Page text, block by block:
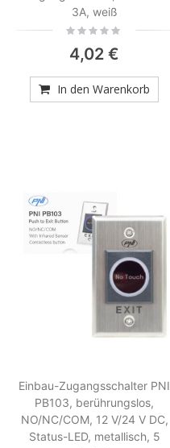
3A, weiß
Rating:
4,02 €
In den Warenkorb
Einbau-Zugangsschalter PNI
PB103, berührungslos,
NO/NC/COM, 12 V/24 V DC,
Status-LED, metallisch, 5